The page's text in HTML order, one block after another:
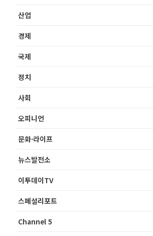
산업
경제
국제
정치
사회
오피니언
문화·라이프
뉴스발전소
이투데이TV
스페셜리포트
Channel 5